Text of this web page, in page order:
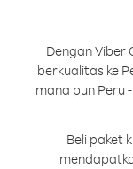
Dengan Viber
berkualitas ke
mana pun Peru
Beli paket